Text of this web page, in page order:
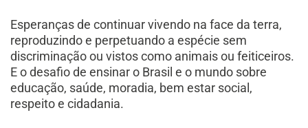
Esperanças de continuar vivendo na face da terra,
reproduzindo e perpetuando a espécie sem
discriminação ou vistos como animais ou feiticeiros.
E o desafio de ensinar o Brasil e o mundo sobre
educação, saúde, moradia, bem estar social,
respeito e cidadania.